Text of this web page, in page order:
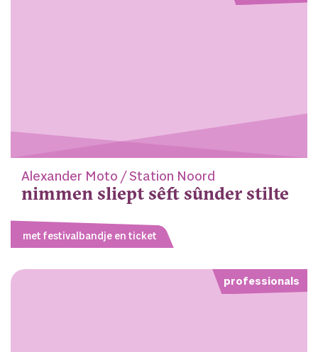
Alexander Moto / Station Noord
nimmen sliept sêft sûnder stilte
met festivalbandje en ticket
professionals